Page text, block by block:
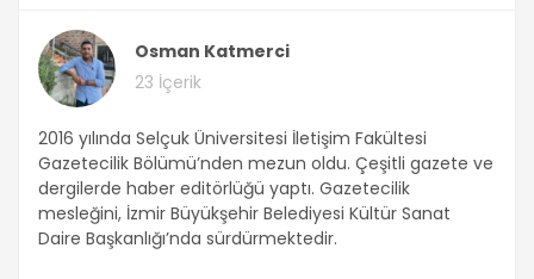
Osman Katmerci
23 İçerik
2016 yılında Selçuk Üniversitesi İletişim Fakültesi
Gazetecilik Bölümü’nden mezun oldu. Çeşitli gazete ve
dergilerde haber editörlüğü yaptı. Gazetecilik
mesleğini, İzmir Büyükşehir Belediyesi Kültür Sanat
Daire Başkanlığı’nda sürdürmektedir.